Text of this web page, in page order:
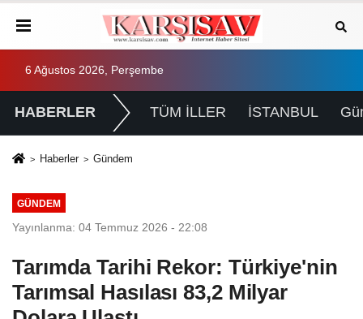
6 Ağustos 2026, Perşembe
HABERLER TÜM İLLER İSTANBUL
Haberler Gündem
GÜNDEM
Yayınlanma: 04 Temmuz 2026 - 22:08
Tarımda Tarihi Rekor: Türkiye'nin
Tarımsal Hasılası 83,2 Milyar